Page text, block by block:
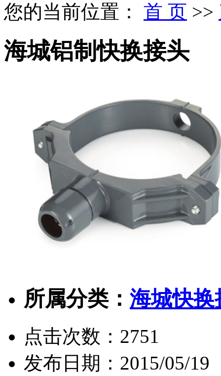
您的当前位置： 首 页 >>
海城铝制快换接头
所属分类： 海城快换
点击次数： 2751
发布日期： 2015/05/19